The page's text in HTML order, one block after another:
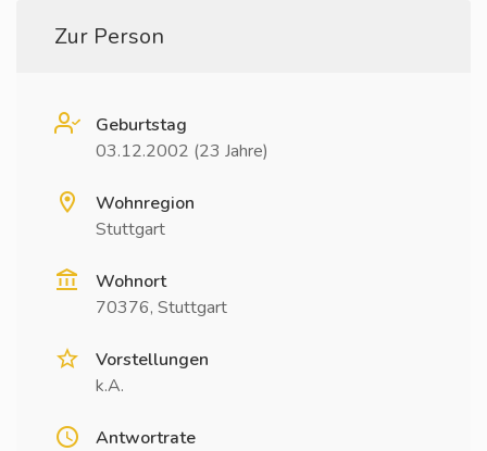
Zur Person
Geburtstag
03.12.2002 (23 Jahre)
Wohnregion
Stuttgart
Wohnort
70376, Stuttgart
Vorstellungen
k.A.
Antwortrate